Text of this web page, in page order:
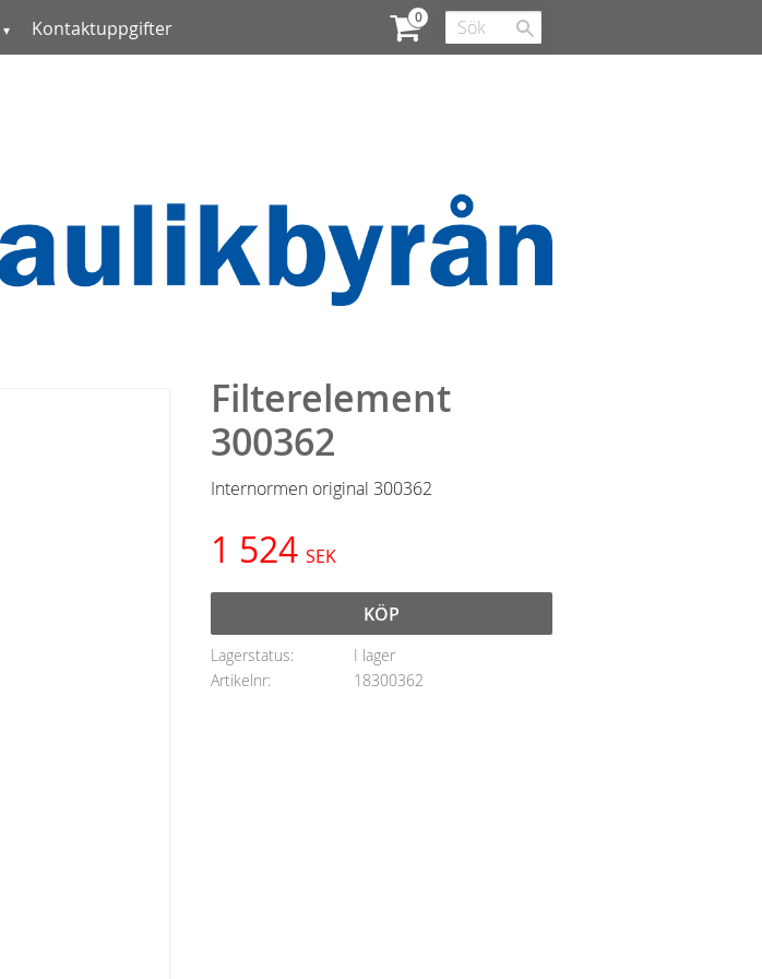
Kontaktuppgifter
Filterelement
300362
Internormen original 300362
1 524 SEK
KÖP
Lagerstatus
I lager
Artikelnr
18300362